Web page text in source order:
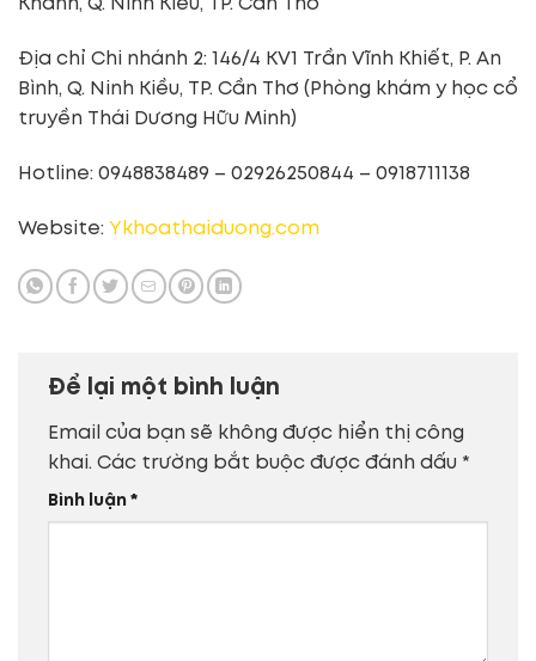
Khánh, Q. Ninh Kiều, TP. Cần Thơ
Địa chỉ Chi nhánh 2: 146/4 KV1 Trần Vĩnh Khiết, P. An
Bình, Q. Ninh Kiều, TP. Cần Thơ (Phòng khám y học cổ
truyền Thái Dương Hữu Minh)
Hotline: 0948838489 – 02926250844 – 0918711138
Website: Ykhoathaiduong.com
Để lại một bình luận
Email của bạn sẽ không được hiển thị công
khai. Các trường bắt buộc được đánh dấu *
Bình luận *